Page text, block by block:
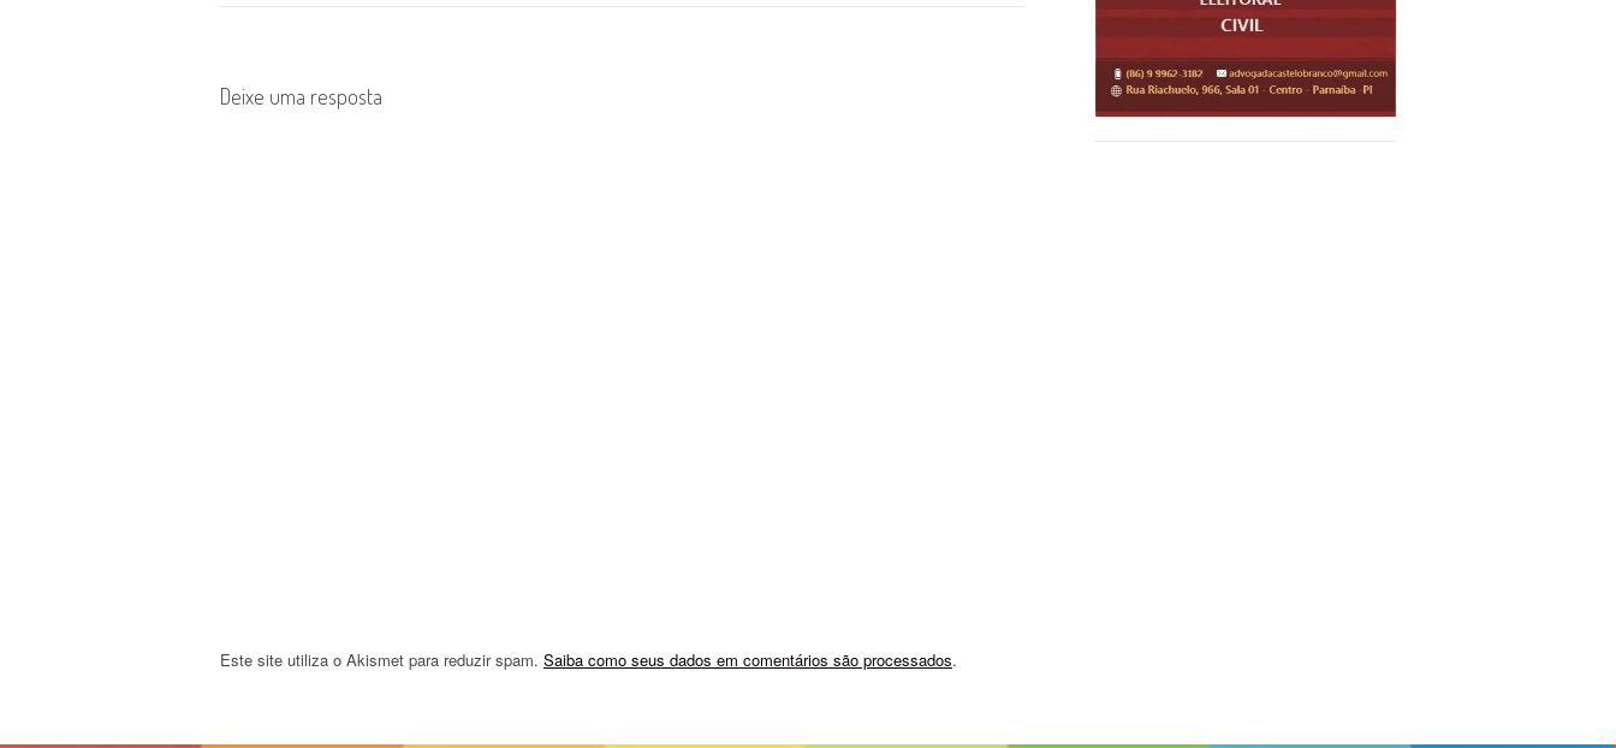
t
Deixe uma resposta
Este site utiliza o Akismet para reduzir spam. Saiba como seus dados em comentários são processados.